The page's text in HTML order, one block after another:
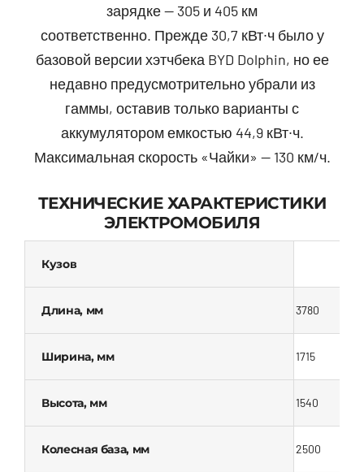
зарядке — 305 и 405 км
соответственно. Прежде 30,7 кВт∙ч было у
базовой версии хэтчбека BYD Dolphin, но ее
недавно предусмотрительно убрали из
гаммы, оставив только варианты с
аккумулятором емкостью 44,9 кВт∙ч.
Максимальная скорость «Чайки» — 130 км/ч.
ТЕХНИЧЕСКИЕ ХАРАКТЕРИСТИКИ
ЭЛЕКТРОМОБИЛЯ
Кузов
Длина, мм 3780
Ширина, мм 1715
Высота, мм 1540
Колесная база, мм 2500